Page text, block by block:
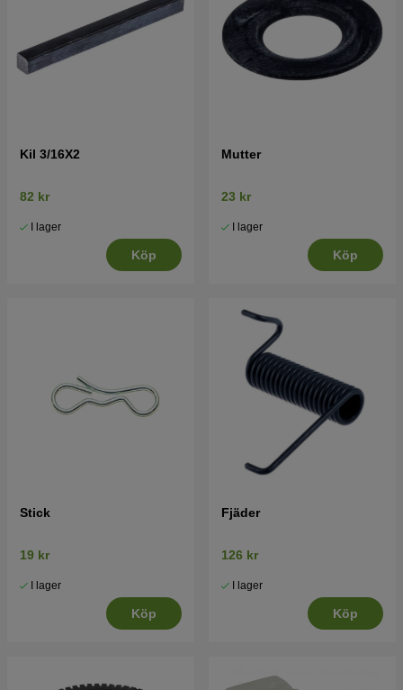
Kil 3/16X2
82 kr
I lager
Köp
Mutter
23 kr
I lager
Köp
Stick
19 kr
I lager
Köp
Fjäder
126 kr
I lager
Köp